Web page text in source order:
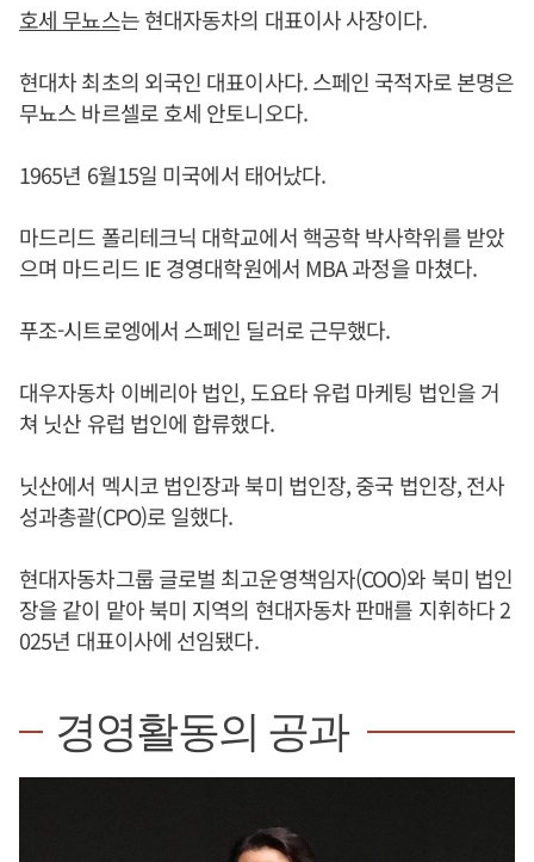
호세 무뇨스는 현대자동차의 대표이사 사장이다.
현대차 최초의 외국인 대표이사다. 스페인 국적자로 본명은
무뇨스 바르셀로 호세 안토니오다.
1965년 6월15일 미국에서 태어났다.
마드리드 폴리테크닉 대학교에서 핵공학 박사학위를 받았
으며 마드리드 IE 경영대학원에서 MBA 과정을 마쳤다.
푸조-시트로엥에서 스페인 딜러로 근무했다.
대우자동차 이베리아 법인, 도요타 유럽 마케팅 법인을 거
쳐 닛산 유럽 법인에 합류했다.
닛산에서 멕시코 법인장과 북미 법인장, 중국 법인장, 전사
성과총괄(CPO)로 일했다.
현대자동차그룹 글로벌 최고운영책임자(COO)와 북미 법인
장을 같이 맡아 북미 지역의 현대자동차 판매를 지휘하다 2
025년 대표이사에 선임됐다.
경영활동의 공과